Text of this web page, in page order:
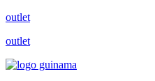
outlet
outlet